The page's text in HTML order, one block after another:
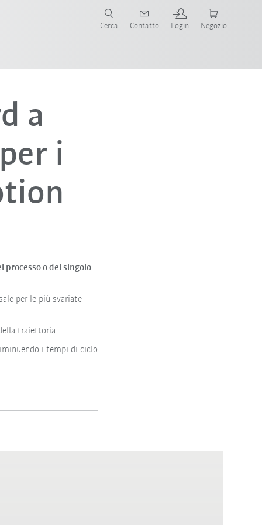
Cerca Contatto Login Negozio
a
i
processo o del singolo
per le più svariate
traiettoria.
i tempi di ciclo